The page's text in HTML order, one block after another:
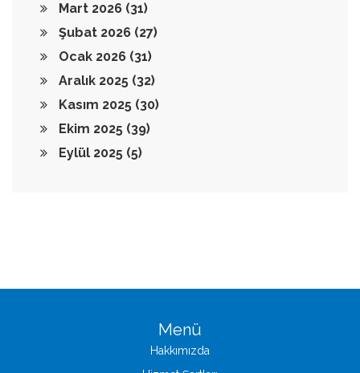
Mart 2026 (31)
Şubat 2026 (27)
Ocak 2026 (31)
Aralık 2025 (32)
Kasım 2025 (30)
Ekim 2025 (39)
Eylül 2025 (5)
Menü
Hakkımızda